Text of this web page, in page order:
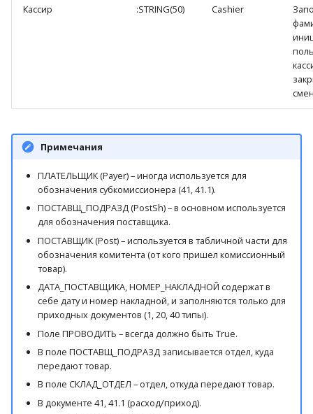
Кассир :STRING(50) Cashier
Примечания
ПЛАТЕЛЬЩИК (Payer) – иногда используется для
обозначения субкомиссионера (41, 41.1).
ПОСТАВЩ_ПОДРАЗД (PostSh) – в основном используется
для обозначения поставщика.
ПОСТАВЩИК (Post) – используется в табличной части для
обозначения комитента (от кого пришел комиссионный
товар).
ДАТА_ПОСТАВЩИКА, НОМЕР_НАКЛАДНОЙ содержат в
себе дату и номер накладной, и заполняются только для
приходных документов (1, 20, 40 типы).
Поле ПРОВОДИТЬ – всегда должно быть True.
В поле ПОСТАВЩ_ПОДРАЗД записывается отдел, куда
передают товар.
В поле СКЛАД_ОТДЕЛ – отдел, откуда передают товар.
В документе 41, 41.1 (расход/приход).